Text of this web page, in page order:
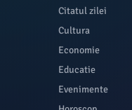
Citatul zilei
Cultura
Economie
Educatie
Evenimente